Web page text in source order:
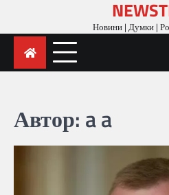
content
Новини | Думки |
Автор: a a